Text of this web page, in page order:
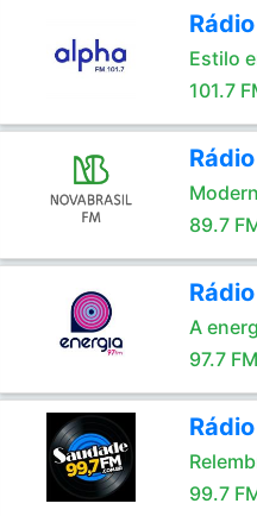
Estilo
101.7
89.7
A
97.7 FM
99.7